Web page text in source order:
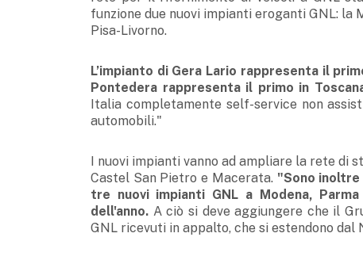
funzione due nuovi impianti eroganti GNL: la
Pisa-Livorno.
L’impianto di Gera Lario rappresenta il
Pontedera rappresenta il primo in
Italia completamente self-service non
automobili."
I nuovi impianti vanno ad ampliare la rete di
Castel San Pietro e Macerata. "Sono
tre nuovi impianti GNL a Modena,
dell'anno. A ciò si deve aggiungere che il
GNL ricevuti in appalto, che si estendono dal